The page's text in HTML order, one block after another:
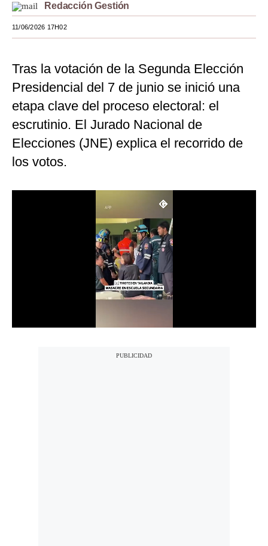
Estilos
Mundo
EEUU
México
España
Tecnología
Videos
Redacción Gestión
11/06/2026 17H02
Tras la votación de la Segunda Elección
Presidencial del 7 de junio se inició una
etapa clave del proceso electoral: el
escrutinio. El Jurado Nacional de
Elecciones (JNE) explica el recorrido de
los votos.